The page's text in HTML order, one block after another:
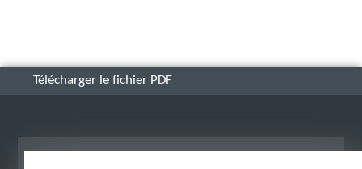
Télécharger le fichier PDF